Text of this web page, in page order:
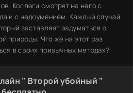
Коллеги смотрят на него с
и с недоумением. Каждый случай
заставляет задуматься о
природы. Что же на этот раз
в своих привычных методах?
" Второй убойный "